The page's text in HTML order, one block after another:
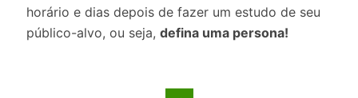
horário e dias depois de fazer um estudo de seu
público-alvo, ou seja, defina uma persona!